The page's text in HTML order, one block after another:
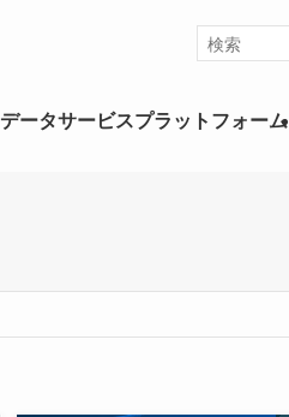
データサービスプラットフォーム